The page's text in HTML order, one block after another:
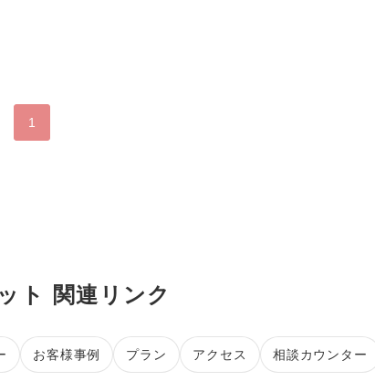
1
ト 関連リンク
お客様事例 プラン アクセス 相談カウンター